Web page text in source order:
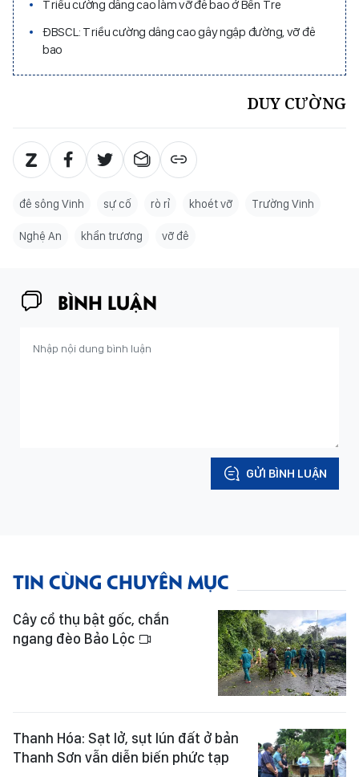
Triều cường dâng cao làm vỡ đê bao ở Bến Tre
ĐBSCL: Triều cường dâng cao gây ngập đường, vỡ đê
bao
DUY CƯỜNG
đê sông Vinh sự cố rò rỉ khoét vỡ Trường Vinh
Nghệ An khẩn trương vỡ đê
BÌNH LUẬN
GỬI BÌNH LUẬN
TIN CÙNG CHUYÊN MỤC
Cây cổ thụ bật gốc, chắn
ngang đèo Bảo Lộc
Thanh Hóa: Sạt lở, sụt lún đất ở bản
Thanh Sơn vẫn diễn biến phức tạp